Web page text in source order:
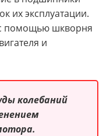
их эксплуатации.
помощью шкворня
и
колебаний